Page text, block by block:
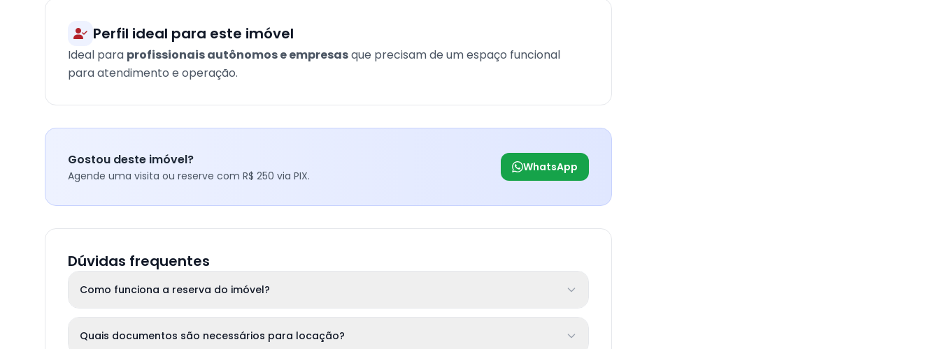
Perfil ideal para este imóvel
Ideal para profissionais autônomos e empresasque precisam de um espaço funcional
para atendimento e operação.
Gostou deste imóvel?
Agende uma visita ou reserve com R$ 250 via PIX.
WhatsApp
Dúvidas frequentes
Como funciona a reserva do imóvel?
Quais documentos são necessários para locação?